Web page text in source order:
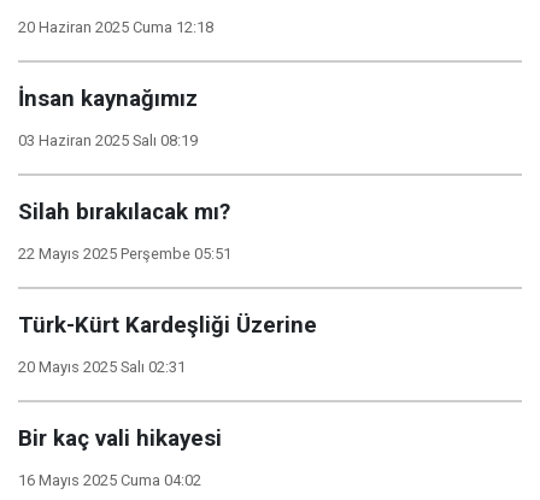
20 Haziran 2025 Cuma 12:18
İnsan kaynağımız
03 Haziran 2025 Salı 08:19
Silah bırakılacak mı?
22 Mayıs 2025 Perşembe 05:51
Türk-Kürt Kardeşliği Üzerine
20 Mayıs 2025 Salı 02:31
Bir kaç vali hikayesi
16 Mayıs 2025 Cuma 04:02